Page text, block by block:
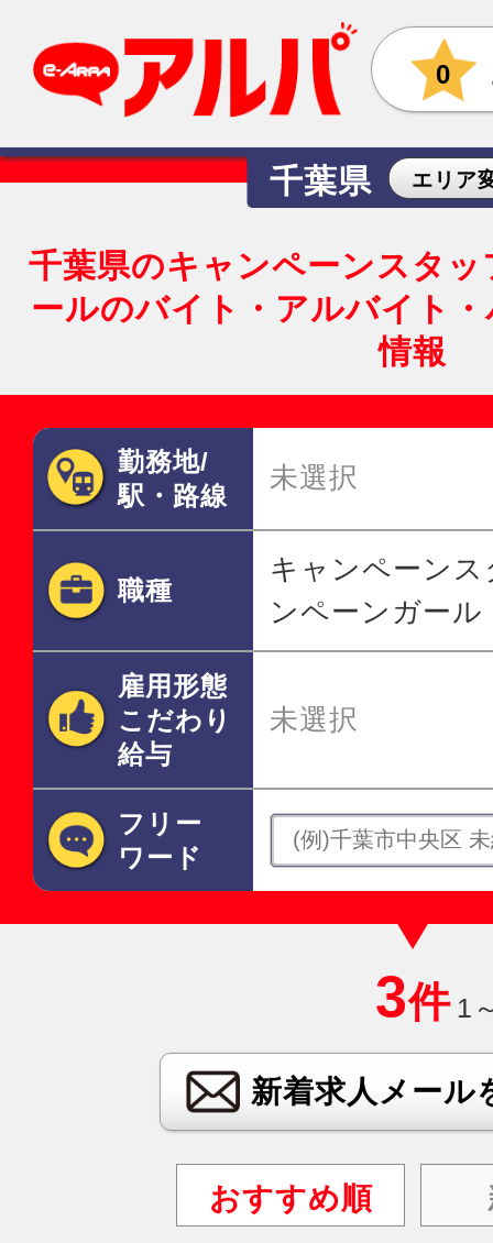
0
千葉県 エリア
千葉県のキャンペーンスタ
ールのバイト・アルバイト
情報
勤務地/
駅・路線
未選択
職種
キャンペーン
ンペーンガール
雇用形態
こだわり
給与
未選択
フリー
ワード
3件 1
新着求人メール
おすすめ順